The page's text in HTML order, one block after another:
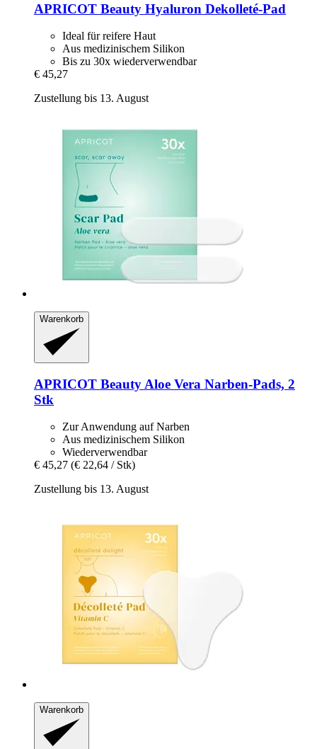
APRICOT Beauty Hyaluron Dekolleté-​Pad
Ideal für reifere Haut
Aus medizinischem Silikon
Bis zu 30x wiederverwendbar
€ 45,27
Zustellung bis 13. August
Warenkorb
APRICOT Beauty Aloe Vera Narben‑Pads, 2
Stk
Zur Anwendung auf Narben
Aus medizinischem Silikon
Wiederverwendbar
€ 45,27 (€ 22,64 / Stk)
Zustellung bis 13. August
Warenkorb